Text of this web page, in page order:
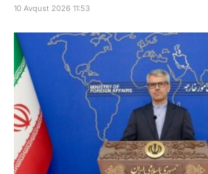
10 Avqust 2026 11:53